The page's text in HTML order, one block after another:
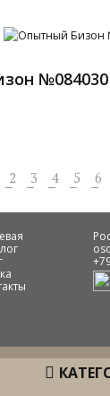
№084030
2 3 4 5 6